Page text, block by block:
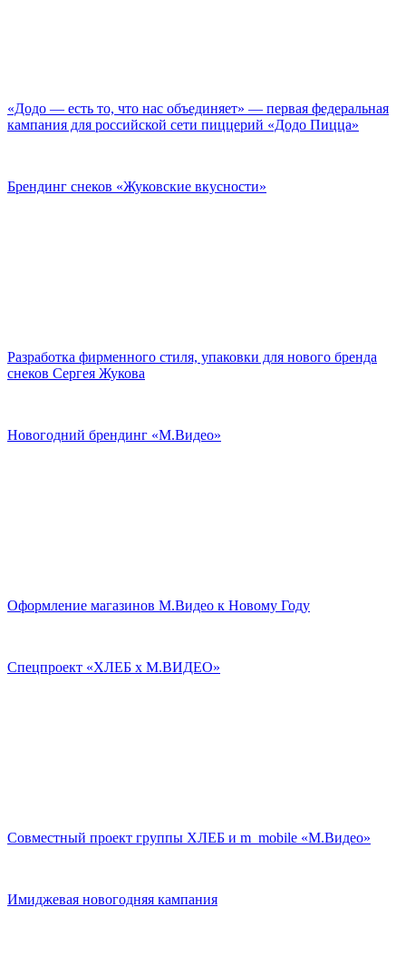
«Додо — есть то, что нас объединяет» — первая федеральная
кампания для российской сети пиццерий «Додо Пицца»
Брендинг снеков «Жуковские вкусности»
Разработка фирменного стиля, упаковки для нового бренда
снеков Сергея Жукова
Новогодний брендинг «М.Видео»
Оформление магазинов М.Видео к Новому Году
Спецпроект «ХЛЕБ х М.ВИДЕО»
Совместный проект группы ХЛЕБ и m_mobile «М.Видео»
Имиджевая новогодняя кампания